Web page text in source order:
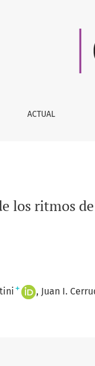
de forrajero de
ACTUAL
los ritmos
+ Juan I.